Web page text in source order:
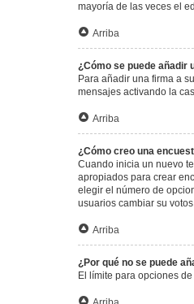
mayoría de las veces el
Arriba
¿Cómo se puede añadir
Para añadir una firma a
mensajes activando la
Arriba
¿Cómo creo una
Cuando inicia un nuevo
apropiados para crear
elegir el número de
usuarios cambiar su
Arriba
¿Por qué no se puede
El límite para opciones